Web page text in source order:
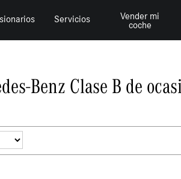
Servicios Vender mi
coche
Benz Clase B de